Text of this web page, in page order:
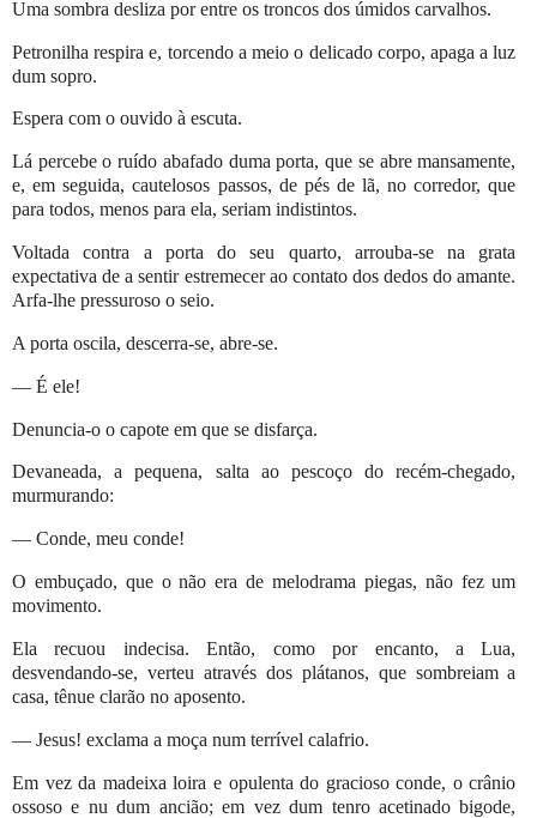
Uma sombra desliza por entre os troncos dos úmidos carvalhos.
Petronilha respira e, torcendo a meio o delicado corpo, apaga a luz
dum sopro.
Espera com o ouvido à escuta.
Lá percebe o ruído abafado duma porta, que se abre mansamente,
e, em seguida, cautelosos passos, de pés de lã, no corredor, que
para todos, menos para ela, seriam indistintos.
Voltada contra a porta do seu quarto, arrouba-se na grata
expectativa de a sentir estremecer ao contato dos dedos do amante.
Arfa-lhe pressuroso o seio.
A porta oscila, descerra-se, abre-se.
— É ele!
Denuncia-o o capote em que se disfarça.
Devaneada, a pequena, salta ao pescoço do recém-chegado,
murmurando:
— Conde, meu conde!
O embuçado, que o não era de melodrama piegas, não fez um
movimento.
Ela recuou indecisa. Então, como por encanto, a Lua,
desvendando-se, verteu através dos plátanos, que sombreiam a
casa, tênue clarão no aposento.
— Jesus! exclama a moça num terrível calafrio.
Em vez da madeixa loira e opulenta do gracioso conde, o crânio
ossoso e nu dum ancião; em vez dum tenro acetinado bigode,